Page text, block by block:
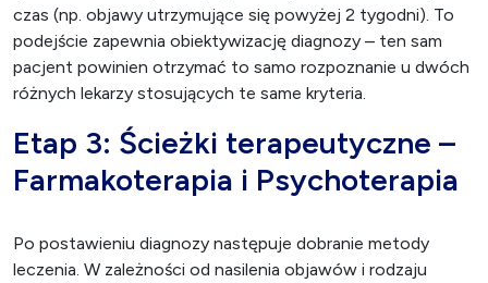
czas (np. objawy utrzymujące się powyżej 2 tygodni). To
podejście zapewnia obiektywizację diagnozy – ten sam
pacjent powinien otrzymać to samo rozpoznanie u dwóch
różnych lekarzy stosujących te same kryteria.
Etap 3: Ścieżki terapeutyczne –
Farmakoterapia i Psychoterapia
Po postawieniu diagnozy następuje dobranie metody
leczenia. W zależności od nasilenia objawów i rodzaju